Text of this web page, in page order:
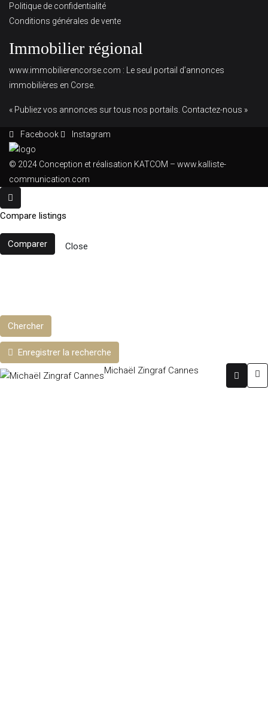
Politique de confidentialité
Conditions générales de vente
Immobilier régional
www.immobilierencorse.com : Le seul portail d’annonces
immobilières en Corse.
« Publiez vos annonces sur tous nos portails. Contactez-nous »
Facebook Instagram
© 2024 Conception et réalisation KATCOM – www.kalliste-
communication.com
Compare listings
Comparer Close
Chercher
Enregistrer la recherche
Michaël Zingraf Cannes